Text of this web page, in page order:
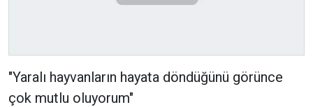
"Yaralı hayvanların hayata döndüğünü görünce
çok mutlu oluyorum"